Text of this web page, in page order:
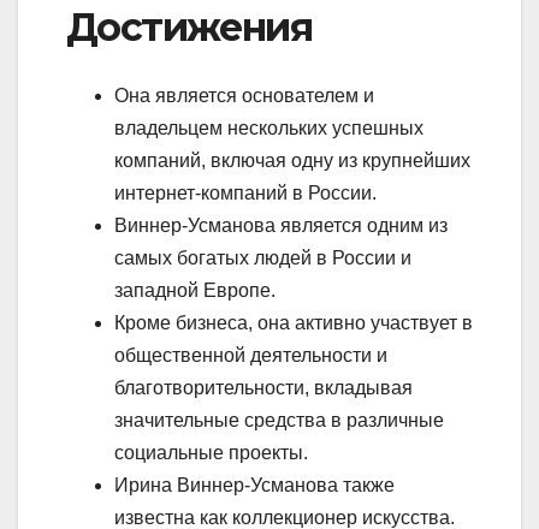
Достижения
Она является основателем и
владельцем нескольких успешных
компаний, включая одну из крупнейших
интернет-компаний в России.
Виннер-Усманова является одним из
самых богатых людей в России и
западной Европе.
Кроме бизнеса, она активно участвует в
общественной деятельности и
благотворительности, вкладывая
значительные средства в различные
социальные проекты.
Ирина Виннер-Усманова также
известна как коллекционер искусства.